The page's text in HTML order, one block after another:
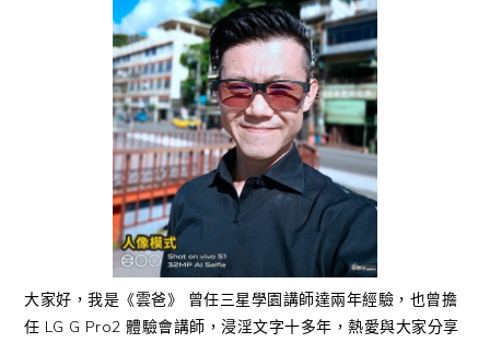
大家好，我是《雲爸》 曾任三星學園講師達兩年經驗，也曾擔
任 LG G Pro2 體驗會講師，浸淫文字十多年，熱愛與大家分享